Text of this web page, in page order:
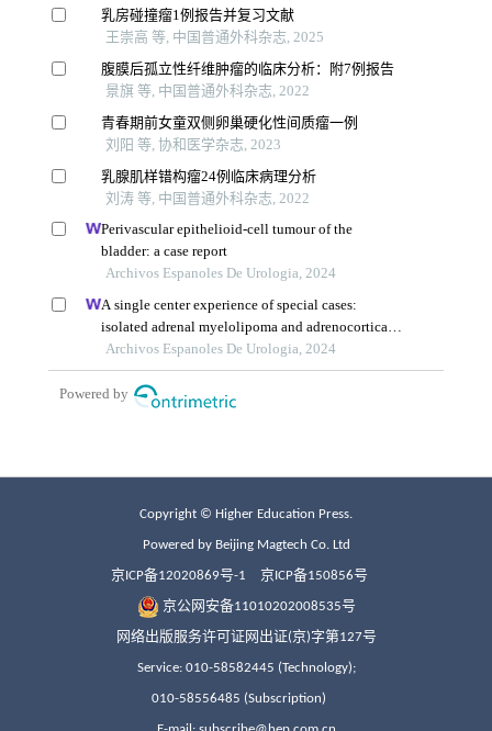
Copyright © Higher Education Press.
Powered by Beijing Magtech Co. Ltd
京ICP备12020869号-1 京ICP备150856号
京公网安备11010202008535号
网络出版服务许可证网出证(京)字第127号
Service: 010-58582445 (Technology);
010-58556485 (Subscription)